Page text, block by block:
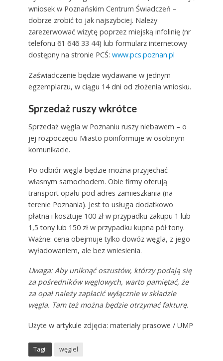
wniosek w Poznańskim Centrum Świadczeń –
dobrze zrobić to jak najszybciej. Należy
zarezerwować wizytę poprzez miejską infolinię (nr
telefonu 61 646 33 44) lub formularz internetowy
dostępny na stronie PCŚ: www.pcs.poznan.pl
Zaświadczenie będzie wydawane w jednym
egzemplarzu, w ciągu 14 dni od złożenia wniosku.
Sprzedaż ruszy wkrótce
Sprzedaż węgla w Poznaniu ruszy niebawem – o
jej rozpoczęciu Miasto poinformuje w osobnym
komunikacie.
Po odbiór węgla będzie można przyjechać
własnym samochodem. Obie firmy oferują
transport opału pod adres zamieszkania (na
terenie Poznania). Jest to usługa dodatkowo
płatna i kosztuje 100 zł w przypadku zakupu 1 lub
1,5 tony lub 150 zł w przypadku kupna pół tony.
Ważne: cena obejmuje tylko dowóz węgla, z jego
wyładowaniem, ale bez wniesienia.
Uwaga: Aby uniknąć oszustów, którzy podają się
za pośredników węglowych, warto pamiętać, że
za opał należy zapłacić wyłącznie w składzie
węgla. Tam też można będzie otrzymać fakturę.
Użyte w artykule zdjęcia: materiały prasowe / UMP
Tagi: węgiel